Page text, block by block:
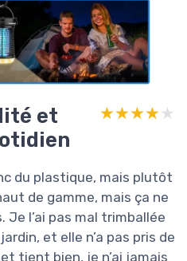
et
★★★★★
★★★★★
du plastique, mais plutôt
de gamme, mais ça ne
Je l’ai pas mal trimballée
et elle n’a pas pris de
tient bien, je n’ai jamais